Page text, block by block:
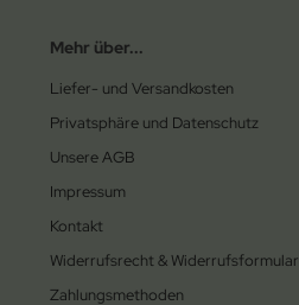
Mehr über...
Liefer- und Versandkosten
Privatsphäre und Datenschutz
Unsere AGB
Impressum
Kontakt
Widerrufsrecht & Widerrufsformular
Zahlungsmethoden